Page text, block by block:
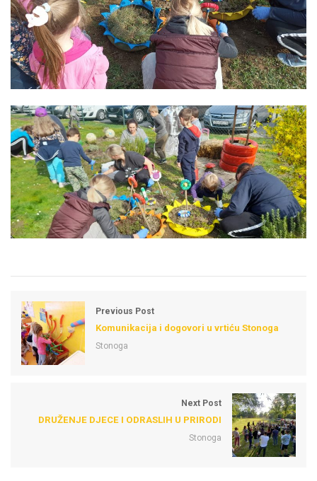
Previous Post
Komunikacija i dogovori u vrtiću Stonoga
Stonoga
Next Post
DRUŽENJE DJECE I ODRASLIH U PRIRODI
Stonoga